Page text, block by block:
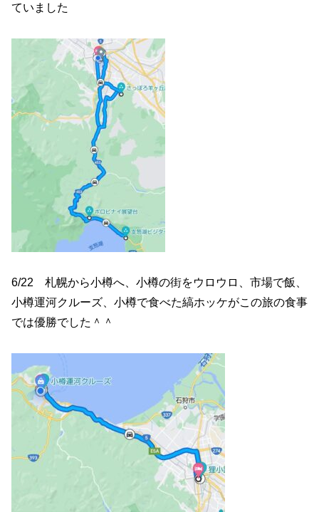
ていました
6/22 札幌から小樽へ、小樽の街をウロウロ、市場で飯、
小樽運河クルーズ、小樽で食べた縞ホッケがこの旅の食事
では優勝でした＾＾